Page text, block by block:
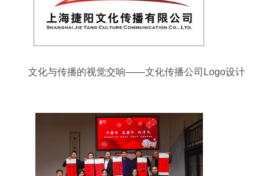
文化与传播的视觉交响——文化传播公司Logo设计